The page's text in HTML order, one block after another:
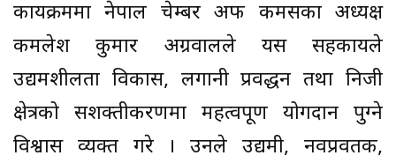
कार्यक्रममा नेपाल चेम्बर अफ कमर्सका अध्यक्ष
कमलेश कुमार अग्रवालले यस सहकार्यले
उद्यमशीलता विकास, लगानी प्रवर्द्धन तथा निजी
क्षेत्रको सशक्तीकरणमा महत्वपूर्ण योगदान पुग्ने
विश्वास व्यक्त गरे । उनले उद्यमी, नवप्रवर्तक,